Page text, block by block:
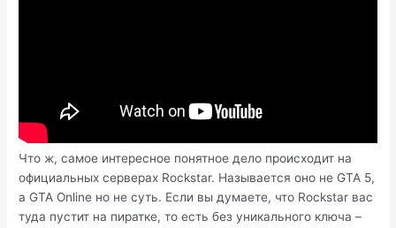
Что ж, самое интересное понятное дело происходит на
официальных серверах Rockstar. Называется оно не GTA 5,
а GTA Online но не суть. Если вы думаете, что Rockstar вас
туда пустит на пиратке, то есть без уникального ключа –